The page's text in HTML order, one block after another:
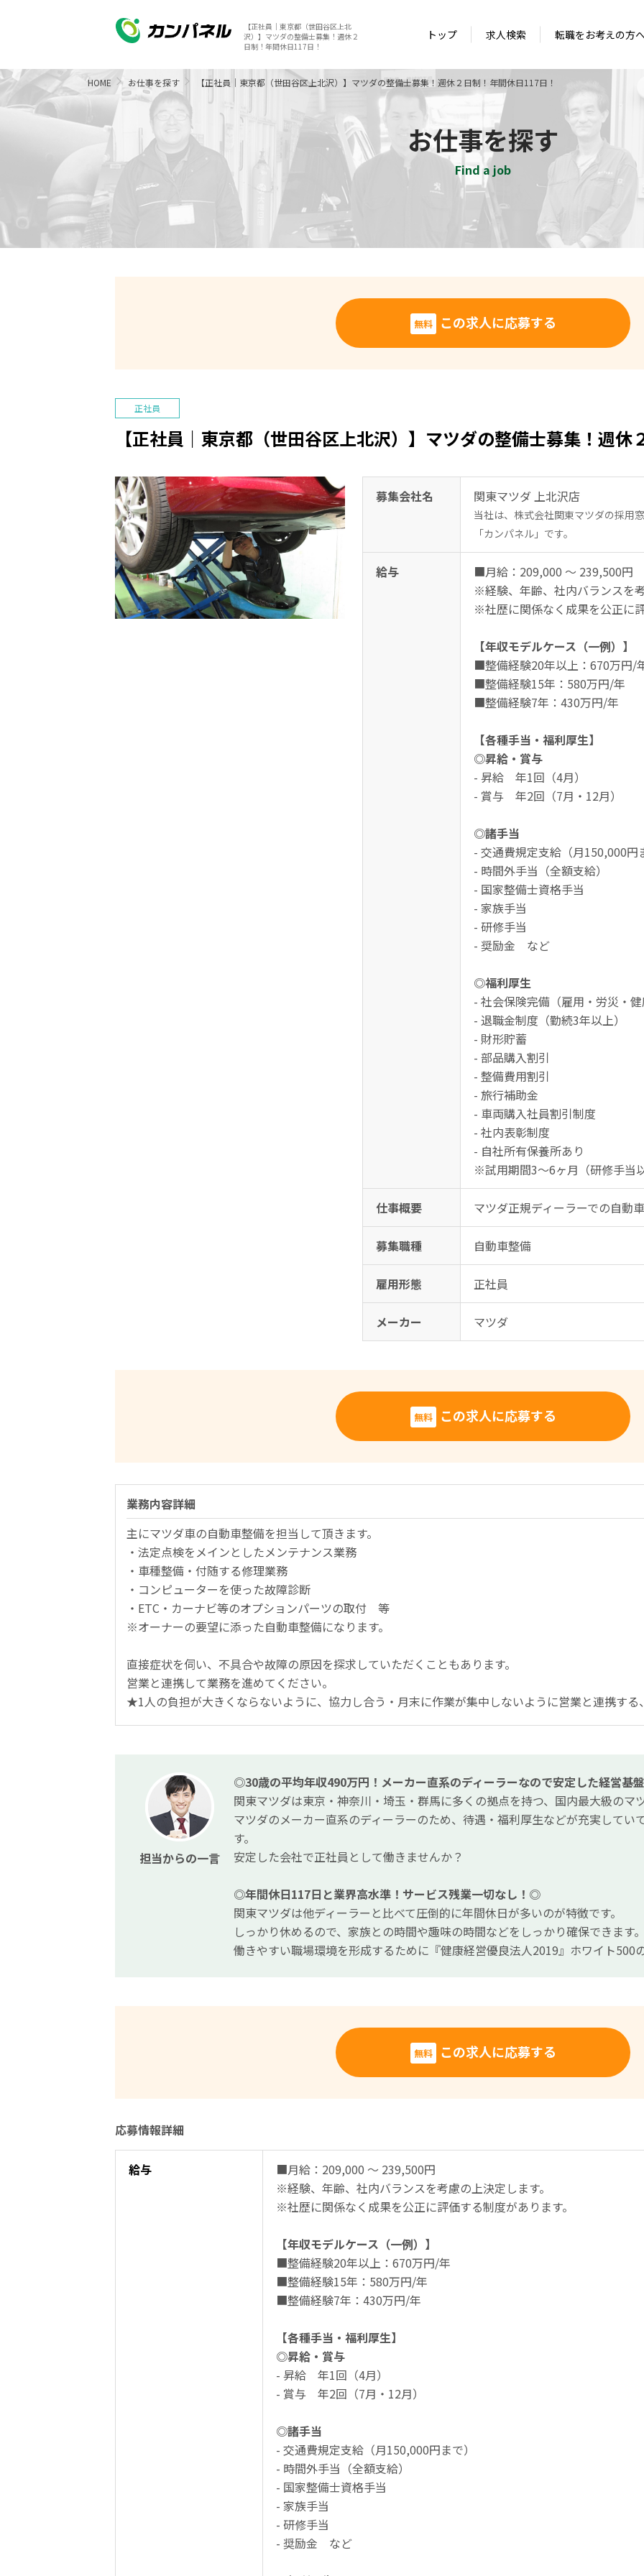
【正社員｜東京都（世田谷区上北
沢）】マツダの整備士募集！週休２
日制！年間休日117日！
トップ 求人検索 転職をお考えの方
HOME お仕事を探す 【正社員｜東京都（世田谷区上北沢）】マツダの整備士募集！週休２日制！年間休日117日！
お仕事を探す
Find a job
無料 この求人に応募する
正社員
【正社員｜東京都（世田谷区上北沢）】マツダの整備士募集！週休
募集会社名 関東マツダ 上北沢店
当社は、株式会社関東マツダの採用
「カンパネル」です。
給与
■月給：209,000 ～ 239,500円
※経験、年齢、社内バランスを
※社歴に関係なく成果を公正に
【年収モデルケース（一例）】
■整備経験20年以上：670万円/
■整備経験15年：580万円/年
■整備経験7年：430万円/年
【各種手当・福利厚生】
◎昇給・賞与
- 昇給 年1回（4月）
- 賞与 年2回（7月・12月）
◎諸手当
- 交通費規定支給（月150,000円
- 時間外手当（全額支給）
- 国家整備士資格手当
- 家族手当
- 研修手当
- 奨励金 など
◎福利厚生
- 社会保険完備（雇用・労災・健
- 退職金制度（勤続3年以上）
- 財形貯蓄
- 部品購入割引
- 整備費用割引
- 旅行補助金
- 車両購入社員割引制度
- 社内表彰制度
- 自社所有保養所あり
※試用期間3～6ヶ月（研修手当
仕事概要 マツダ正規ディーラーでの自動
募集職種 自動車整備
雇用形態 正社員
メーカー マツダ
無料 この求人に応募する
業務内容詳細
主にマツダ車の自動車整備を担当して頂きます。
・法定点検をメインとしたメンテナンス業務
・車種整備・付随する修理業務
・コンピューターを使った故障診断
・ETC・カーナビ等のオプションパーツの取付 等
※オーナーの要望に添った自動車整備になります。
直接症状を伺い、不具合や故障の原因を探求していただくこともあります。
営業と連携して業務を進めてください。
★1人の負担が大きくならないように、協力し合う・月末に作業が集中しないように営業と連携する
担当からの一言
◎30歳の平均年収490万円！メーカー直系のディーラーなので安定した経営基
関東マツダは東京・神奈川・埼玉・群馬に多くの拠点を持つ、国内最大級のマ
マツダのメーカー直系のディーラーのため、待遇・福利厚生などが充実してい
す。
安定した会社で正社員として働きませんか？
◎年間休日117日と業界高水準！サービス残業一切なし！◎
関東マツダは他ディーラーと比べて圧倒的に年間休日が多いのが特徴です。
しっかり休めるので、家族との時間や趣味の時間などをしっかり確保できます。
働きやすい職場環境を形成するために『健康経営優良法人2019』ホワイト500
無料 この求人に応募する
応募情報詳細
給与
■月給：209,000 ～ 239,500円
※経験、年齢、社内バランスを考慮の上決定します。
※社歴に関係なく成果を公正に評価する制度があります。
【年収モデルケース（一例）】
■整備経験20年以上：670万円/年
■整備経験15年：580万円/年
■整備経験7年：430万円/年
【各種手当・福利厚生】
◎昇給・賞与
- 昇給 年1回（4月）
- 賞与 年2回（7月・12月）
◎諸手当
- 交通費規定支給（月150,000円まで）
- 時間外手当（全額支給）
- 国家整備士資格手当
- 家族手当
- 研修手当
- 奨励金 など